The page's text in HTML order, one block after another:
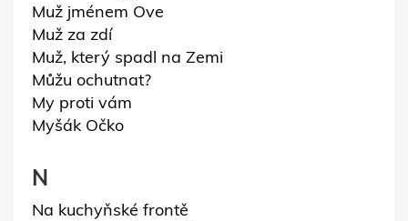
Muž jménem Ove
Muž za zdí
Muž, který spadl na Zemi
Můžu ochutnat?
My proti vám
Myšák Očko
N
Na kuchyňské frontě